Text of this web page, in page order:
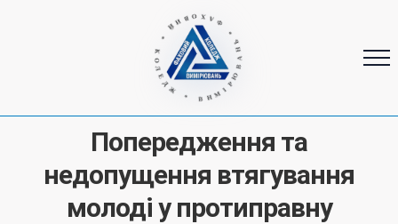
* ФАХОВИЙ * КОЛЕДЖ * ВИМІРЮВАНЬ
Попередження та
недопущення втягування
молоді у протиправну